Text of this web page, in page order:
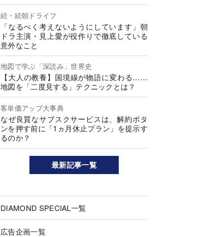
続・続朝ドライフ
「なるべく考えないようにしています」朝
ドラ主演・見上愛が役作りで徹底している
意外なこと
地図で学ぶ「深読み」世界史
【大人の教養】国境線が物語に変わる……
地図を「二度見する」テクニックとは？
客単価アップ大事典
なぜ良質なサブスクサービスは、解約ボタ
ンを押す前に「1ヵ月休止プラン」を提示す
るのか？
最新記事一覧
DIAMOND SPECIAL一覧
広告企画一覧